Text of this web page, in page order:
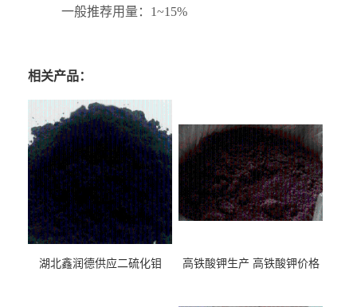
一般推荐用量：1~15%
相关产品：
湖北鑫润德供应二硫化钼 高铁酸钾生产 高铁酸钾价格